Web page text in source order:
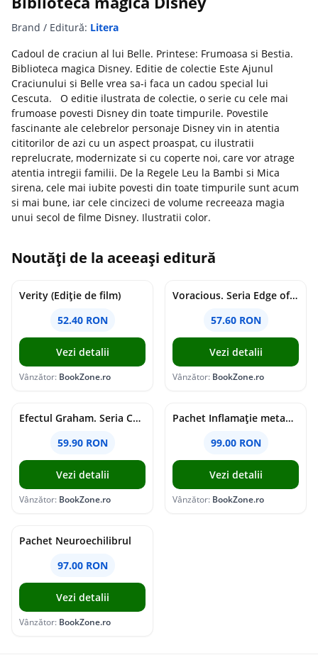
Brand / Editură: Litera
Cadoul de craciun al lui Belle. Printese: Frumoasa si Bestia.
Biblioteca magica Disney. Editie de colectie Este Ajunul
Craciunului si Belle vrea sa-i faca un cadou special lui
Cescuta. O editie ilustrata de colectie, o serie cu cele mai
frumoase povesti Disney din toate timpurile. Povestile
fascinante ale celebrelor personaje Disney vin in atentia
cititorilor de azi cu un aspect proaspat, cu ilustratii
reprelucrate, modernizate si cu coperte noi, care vor atrage
atentia intregii familii. De la Regele Leu la Bambi si Mica
sirena, cele mai iubite povesti din toate timpurile sunt acum
si mai bune, iar cele cincizeci de volume recreeaza magia
unui secol de filme Disney. Ilustratii color.
Noutăți de la aceeași editură
Verity (Ediție de film)
52.40 RON
Vezi detalii
Vânzător: BookZone.ro
Voracious. Seria Edge of Darkness Vol.2
57.60 RON
Vezi detalii
Vânzător: BookZone.ro
Efectul Graham. Seria Campus Diaries Vol.1
59.90 RON
Vezi detalii
Vânzător: BookZone.ro
Pachet Inflamație metabolism și creier
99.00 RON
Vezi detalii
Vânzător: BookZone.ro
Pachet Neuroechilibrul
97.00 RON
Vezi detalii
Vânzător: BookZone.ro